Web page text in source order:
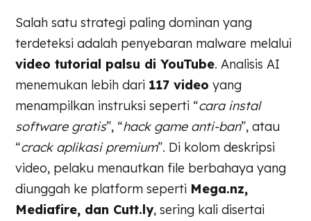
Salah satu strategi paling dominan yang
terdeteksi adalah penyebaran malware melalui
video tutorial palsu di YouTube. Analisis AI
menemukan lebih dari 117 video yang
menampilkan instruksi seperti “cara instal
software gratis”, “hack game anti-ban”, atau
“crack aplikasi premium”. Di kolom deskripsi
video, pelaku menautkan file berbahaya yang
diunggah ke platform seperti Mega.nz,
Mediafire, dan Cutt.ly, sering kali disertai